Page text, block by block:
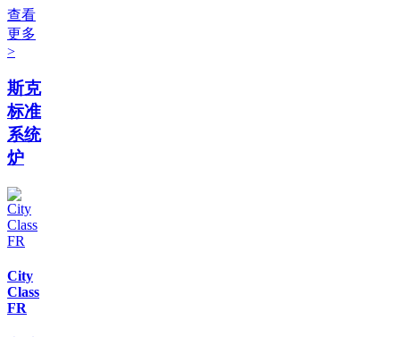
查看
更多
>
斯克
标准
系统
炉
City
Class
FR